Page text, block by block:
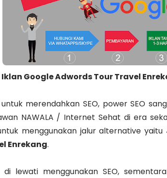
Google Adwords Tour Travel
merendahkan SEO, power SEO
NAWALA / Internet Sehat di era
menggunakan jalur alternative yaitu
Enrekang.
lewati menggunakan SEO,